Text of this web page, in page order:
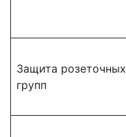
Защита розеточных
групп